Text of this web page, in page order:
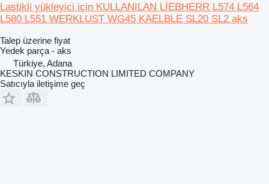
Lastikli yükleyici için KULLANILAN LİEBHERR L574 L564
L580 L551 WERKLUST WG45 KAELBLE SL20 SL2 aks
Talep üzerine fiyat
Yedek parça - aks
Türkiye, Adana
KESKIN CONSTRUCTION LIMITED COMPANY
Satıcıyla iletişime geç